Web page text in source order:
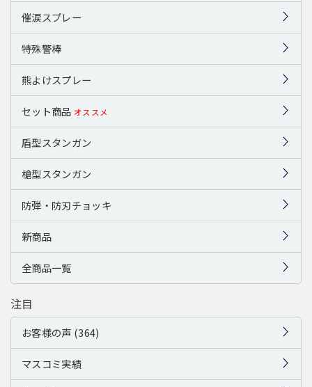
催涙スプレー
特殊警棒
熊よけスプレー
セット商品 オススメ
盾型スタンガン
槍型スタンガン
防弾・防刃チョッキ
新商品
全商品一覧
注目
お客様の声 (364)
マスコミ実績